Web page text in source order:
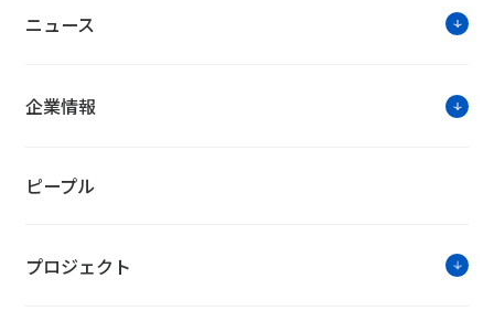
ニュース
企業情報
ピープル
プロジェクト